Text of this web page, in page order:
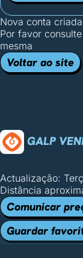
Nova conta criada
Por favor
mesma
Voltar ao site
GALP
Actualização:
Distância
Comunicar
Guardar